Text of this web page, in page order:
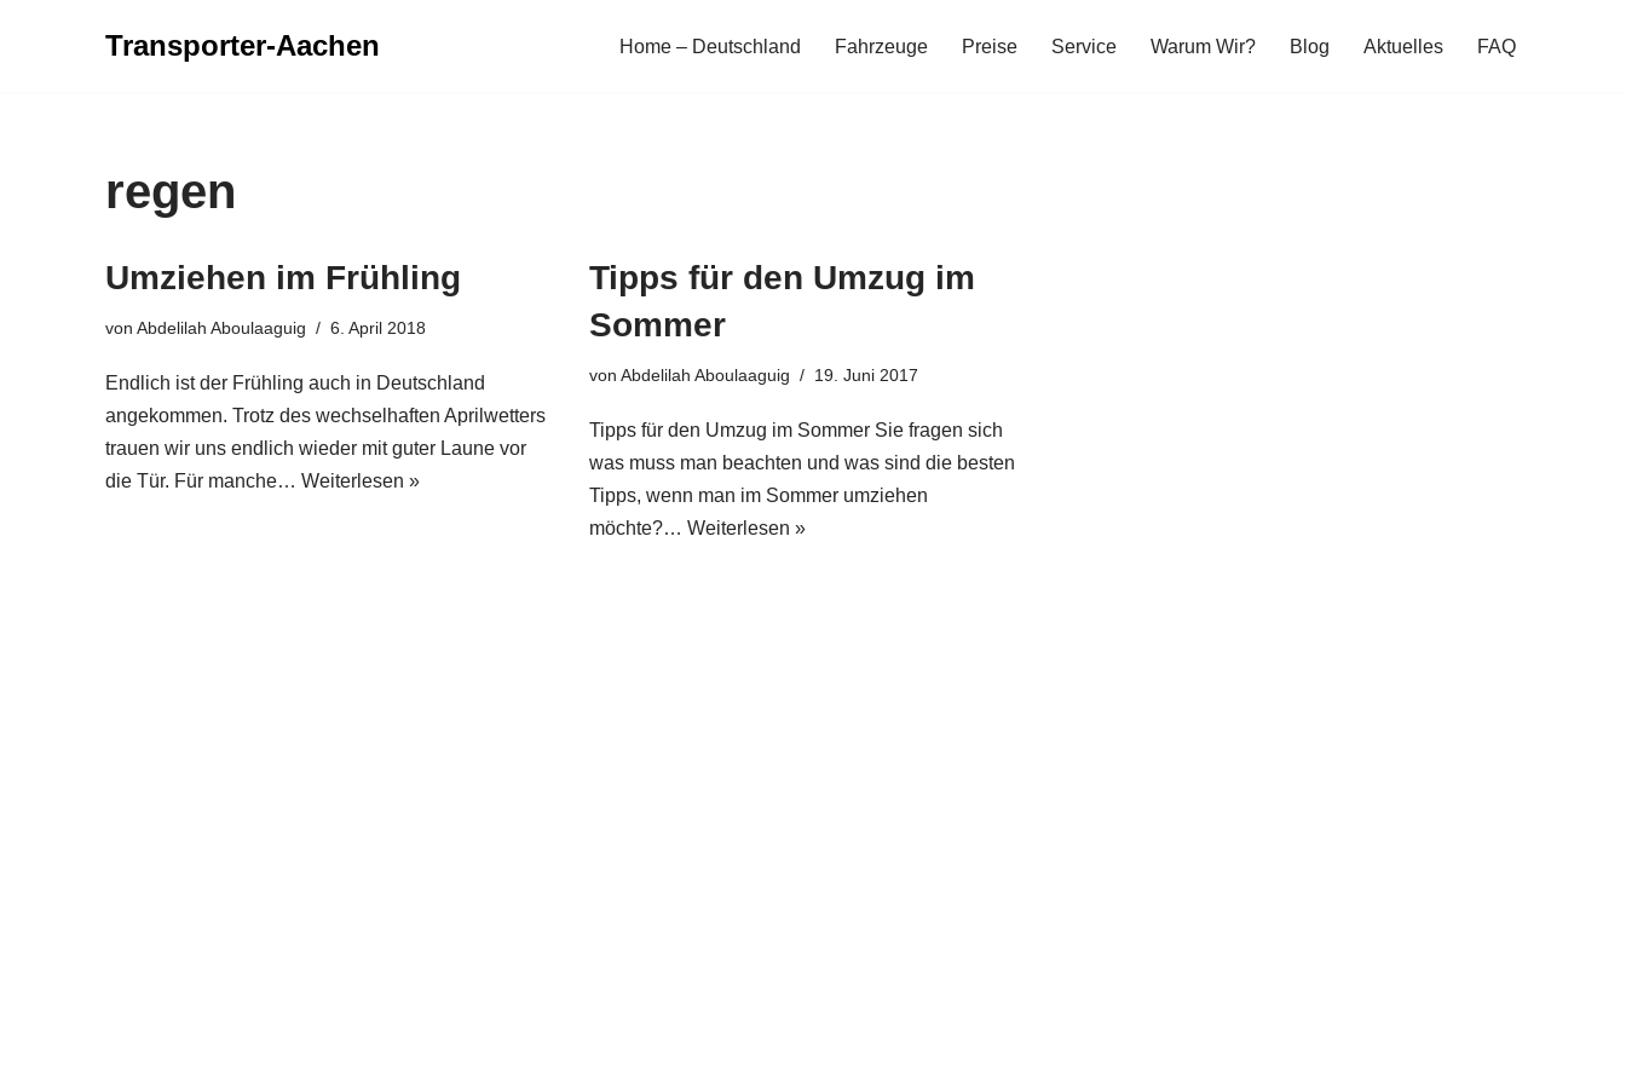
Transporter-Aachen Home – Deutschland Fahrzeuge Preise Service Warum Wir? Blog Aktuelles FAQ
regen
Umziehen im Frühling
von Abdelilah Aboulaaguig 6. April 2018
Endlich ist der Frühling auch in Deutschland
angekommen. Trotz des wechselhaften Aprilwetters
trauen wir uns endlich wieder mit guter Laune vor
die Tür. Für manche… Weiterlesen »
Tipps für den Umzug im
Sommer
von Abdelilah Aboulaaguig 19. Juni 2017
Tipps für den Umzug im Sommer Sie fragen sich
was muss man beachten und was sind die besten
Tipps, wenn man im Sommer umziehen
möchte?… Weiterlesen »